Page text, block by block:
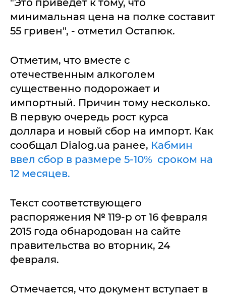
минимальная цена на полке составит
55 гривен", - отметил Остапюк.
Отметим, что вместе с
отечественным алкоголем
существенно подорожает и
импортный. Причин тому несколько.
В первую очередь рост курса
доллара и новый сбор на импорт. Как
сообщал Dialog.ua ранее, Кабмин
ввел сбор в размере 5-10% сроком на
12 месяцев.
Текст соответствующего
распоряжения № 119-р от 16 февраля
2015 года обнародован на сайте
правительства во вторник, 24
февраля.
Отмечается, что документ вступает в